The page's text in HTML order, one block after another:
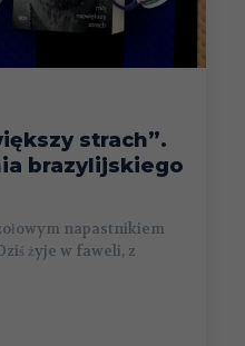
strach”.
brazylijskiego
napastnikiem
żyje w faweli, z